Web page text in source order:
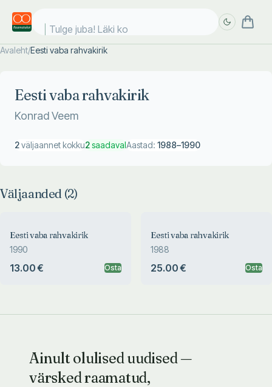
Tulge juba! Läki koo
Avaleht/Eesti vaba rahvakirik
Eesti vaba rahvakirik
Konrad Veem
2väljaannet kokku2saadavalAastad: 1988–1990
Väljaanded (2)
Eesti vaba rahvakirik
1990
13.00 € Osta
Eesti vaba rahvakirik
1988
25.00 € Osta
Ainult olulised uudised —
värsked raamatud,